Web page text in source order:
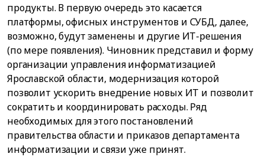
продукты. В первую очередь это касается
платформы, офисных инструментов и СУБД, далее,
возможно, будут заменены и другие ИТ-решения
(по мере появления). Чиновник представил и форму
организации управления информатизацией
Ярославской области, модернизация которой
позволит ускорить внедрение новых ИТ и позволит
сократить и координировать расходы. Ряд
необходимых для этого постановлений
правительства области и приказов департамента
информатизации и связи уже принят.